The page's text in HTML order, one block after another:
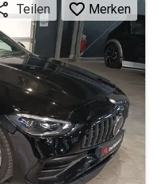
Teilen Merken